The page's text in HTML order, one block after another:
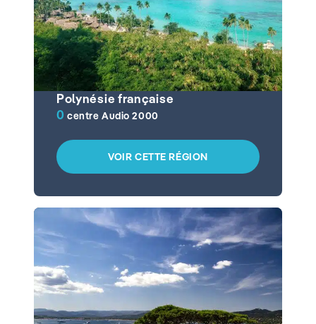
Polynésie française
0 centre Audio 2000
VOIR CETTE RÉGION